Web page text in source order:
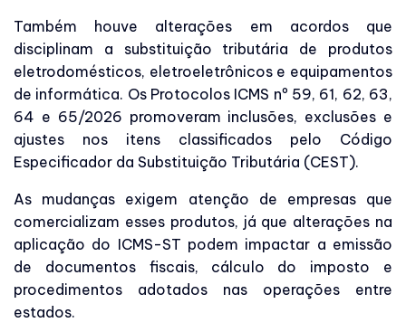
Também houve alterações em acordos que
disciplinam a substituição tributária de produtos
eletrodomésticos, eletroeletrônicos e equipamentos
de informática. Os Protocolos ICMS nº 59, 61, 62, 63,
64 e 65/2026 promoveram inclusões, exclusões e
ajustes nos itens classificados pelo Código
Especificador da Substituição Tributária (CEST).
As mudanças exigem atenção de empresas que
comercializam esses produtos, já que alterações na
aplicação do ICMS-ST podem impactar a emissão
de documentos fiscais, cálculo do imposto e
procedimentos adotados nas operações entre
estados.